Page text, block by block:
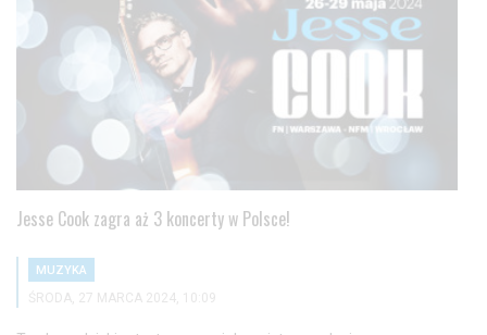
Jesse Cook zagra aż 3 koncerty w Polsce!
MUZYKA
ŚRODA, 27 MARCA 2024, 10:09